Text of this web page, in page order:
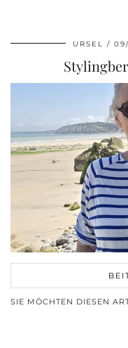
URSEL
SIE MÖCHTEN DIESEN